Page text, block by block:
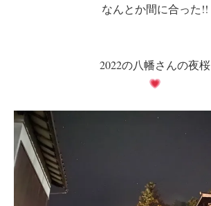
なんとか間に合った!!
2022の八幡さんの夜桜